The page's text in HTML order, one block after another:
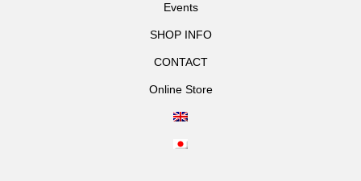
Events
SHOP INFO
CONTACT
Online Store